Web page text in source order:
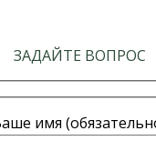
ЗАДАЙТЕ ВОПРОС
имя